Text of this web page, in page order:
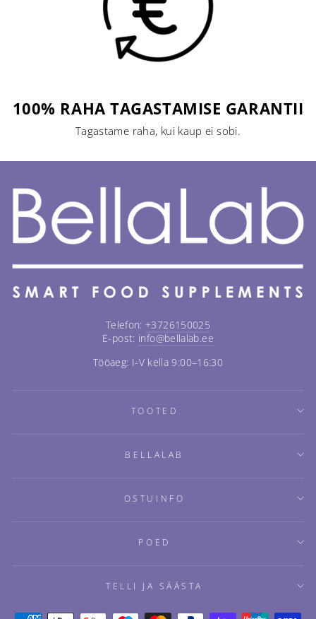
100% RAHA TAGASTAMISE GARANTII
Tagastame raha, kui kaup ei sobi.
Telefon: +3726150025
E-post: info@bellalab.ee
Tööaeg: I-V kella 9:00–16:30
TOOTED
BELLALAB
OSTUINFO
POED
TELLI JA SÄÄSTA